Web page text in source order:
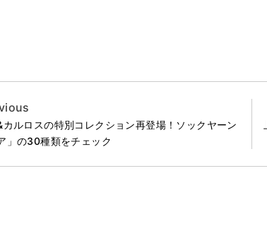
カルロスの特別コレクション再登場！ソックヤーン
」の30種類をチェック